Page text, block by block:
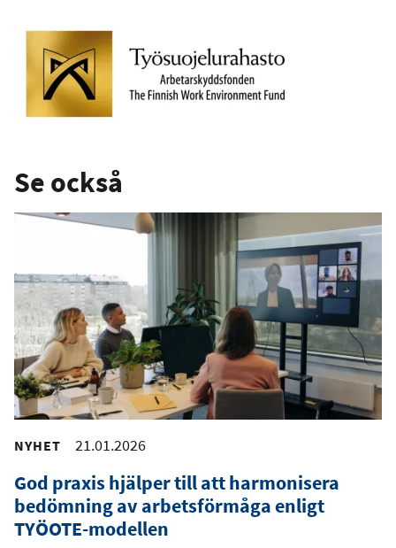
Se också
NYHET 21.01.2026
God praxis hjälper till att harmonisera
bedömning av arbetsförmåga enligt
TYÖOTE-modellen